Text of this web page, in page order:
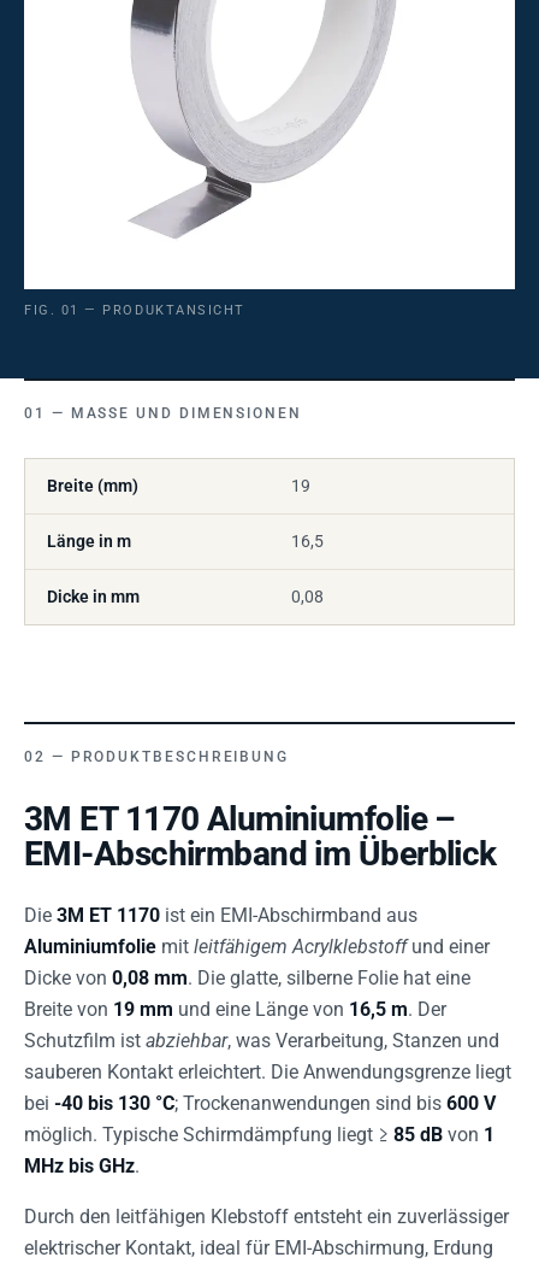
FIG. 01 — PRODUKTANSICHT
MASSE UND DIMENSIONEN
Breite (mm) 19
Länge in m 16,5
Dicke in mm 0,08
PRODUKTBESCHREIBUNG
3M ET 1170 Aluminiumfolie –
EMI-Abschirmband im Überblick
Die 3M ET 1170 ist ein EMI-Abschirmband aus
Aluminiumfolie mit leitfähigem Acrylklebstoffund einer
Dicke von 0,08 mm. Die glatte, silberne Folie hat eine
Breite von 19 mm und eine Länge von 16,5 m. Der
Schutzfilm ist abziehbar, was Verarbeitung, Stanzen und
sauberen Kontakt erleichtert. Die Anwendungsgrenze liegt
bei -40 bis 130 °C; Trockenanwendungen sind bis 600 V
möglich. Typische Schirmdämpfung liegt ≥ 85 dB von 1
MHz bis GHz.
Durch den leitfähigen Klebstoff entsteht ein zuverlässiger
elektrischer Kontakt, ideal für EMI-Abschirmung, Erdung